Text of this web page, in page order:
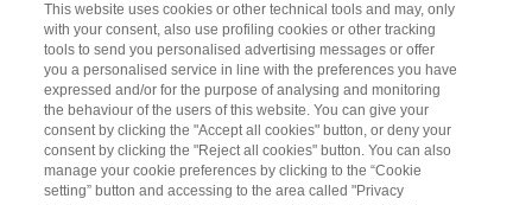
This website uses cookies or other technical tools and may, only
with your consent, also use profiling cookies or other tracking
tools to send you personalised advertising messages or offer
you a personalised service in line with the preferences you have
expressed and/or for the purpose of analysing and monitoring
the behaviour of the users of this website. You can give your
consent by clicking the "Accept all cookies" button, or deny your
consent by clicking the "Reject all cookies" button. You can also
manage your cookie preferences by clicking to the “Cookie
setting” button and accessing to the area called "Privacy